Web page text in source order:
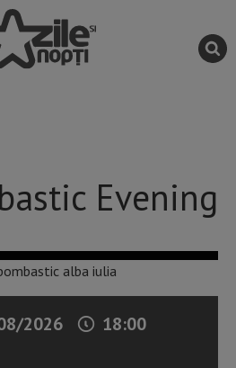
Evening
2026
18:00